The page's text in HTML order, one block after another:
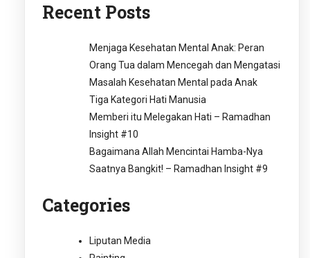
Recent Posts
Menjaga Kesehatan Mental Anak: Peran
Orang Tua dalam Mencegah dan Mengatasi
Masalah Kesehatan Mental pada Anak
Tiga Kategori Hati Manusia
Memberi itu Melegakan Hati – Ramadhan
Insight #10
Bagaimana Allah Mencintai Hamba-Nya
Saatnya Bangkit! – Ramadhan Insight #9
Categories
Liputan Media